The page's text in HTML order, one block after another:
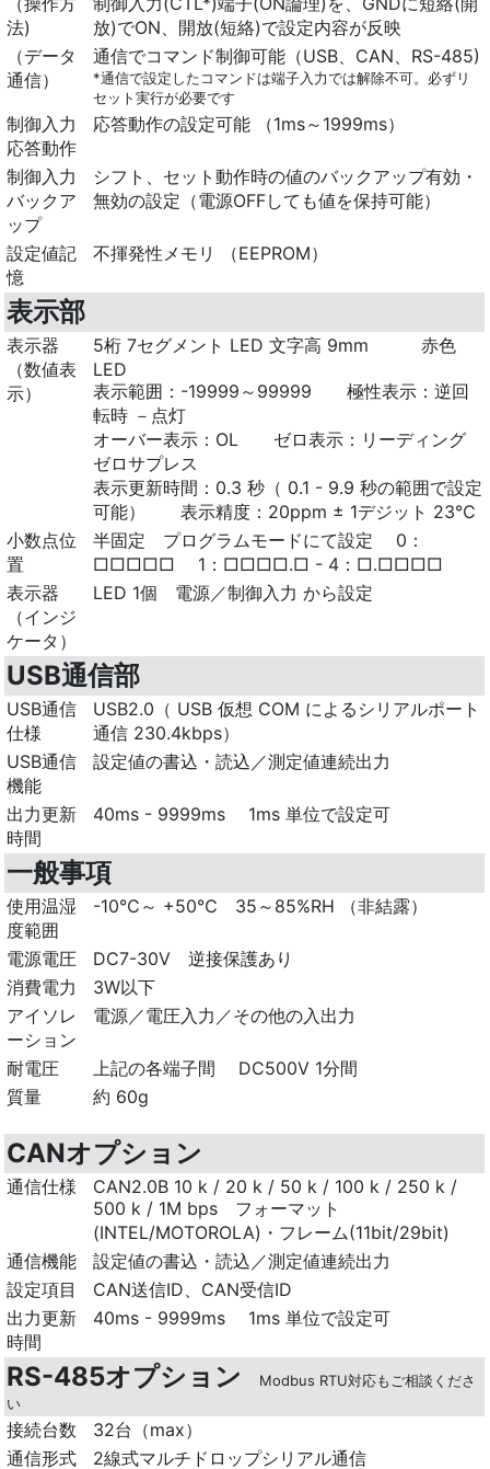
法)
放)でON、開放(短絡)で設定内容が反映
（データ
通信）
通信でコマンド制御可能（USB、CAN、RS-485)
*通信で設定したコマンドは端子入力では解除不可。必ずリ
セット実行が必要です
制御入力
応答動作
応答動作の設定可能 （1ms～1999ms）
制御入力
バックア
ップ
シフト、セット動作時の値のバックアップ有効・
無効の設定（電源OFFしても値を保持可能）
設定値記
憶
不揮発性メモリ （EEPROM）
表示部
表示器
（数値表
示）
5桁 7セグメント LED 文字高 9mm 赤色
LED
表示範囲：-19999～99999 極性表示：逆回
転時 －点灯
オーバー表示：OL ゼロ表示：リーディング
ゼロサプレス
表示更新時間：0.3 秒（ 0.1 - 9.9 秒の範囲で設定
可能） 表示精度：20ppm ± 1デジット 23℃
小数点位
置
半固定 プログラムモードにて設定 0：
□□□□□ 1：□□□□.□ - 4：□.□□□□
表示器
（インジ
ケータ）
LED 1個 電源／制御入力 から設定
USB通信部
USB通信
仕様
USB2.0（ USB 仮想 COM によるシリアルポート
通信 230.4kbps）
USB通信
機能
設定値の書込・読込／測定値連続出力
出力更新
時間
40ms - 9999ms 1ms 単位で設定可
一般事項
使用温湿
度範囲
-10℃～ +50℃ 35～85%RH （非結露）
電源電圧
DC7-30V 逆接保護あり
消費電力
3W以下
アイソレ
ーション
電源／電圧入力／その他の入出力
耐電圧
上記の各端子間 DC500V 1分間
質量
約 60g
CANオプション
通信仕様
CAN2.0B 10 k / 20 k / 50 k / 100 k / 250 k /
500 k / 1M bps フォーマット
(INTEL/MOTOROLA)・フレーム(11bit/29bit)
通信機能
設定値の書込・読込／測定値連続出力
設定項目
CAN送信ID、CAN受信ID
出力更新
時間
40ms - 9999ms 1ms 単位で設定可
RS-485オプション
Modbus RTU対応もご相談くださ
い
接続台数
32台（max）
通信形式
2線式マルチドロップシリアル通信